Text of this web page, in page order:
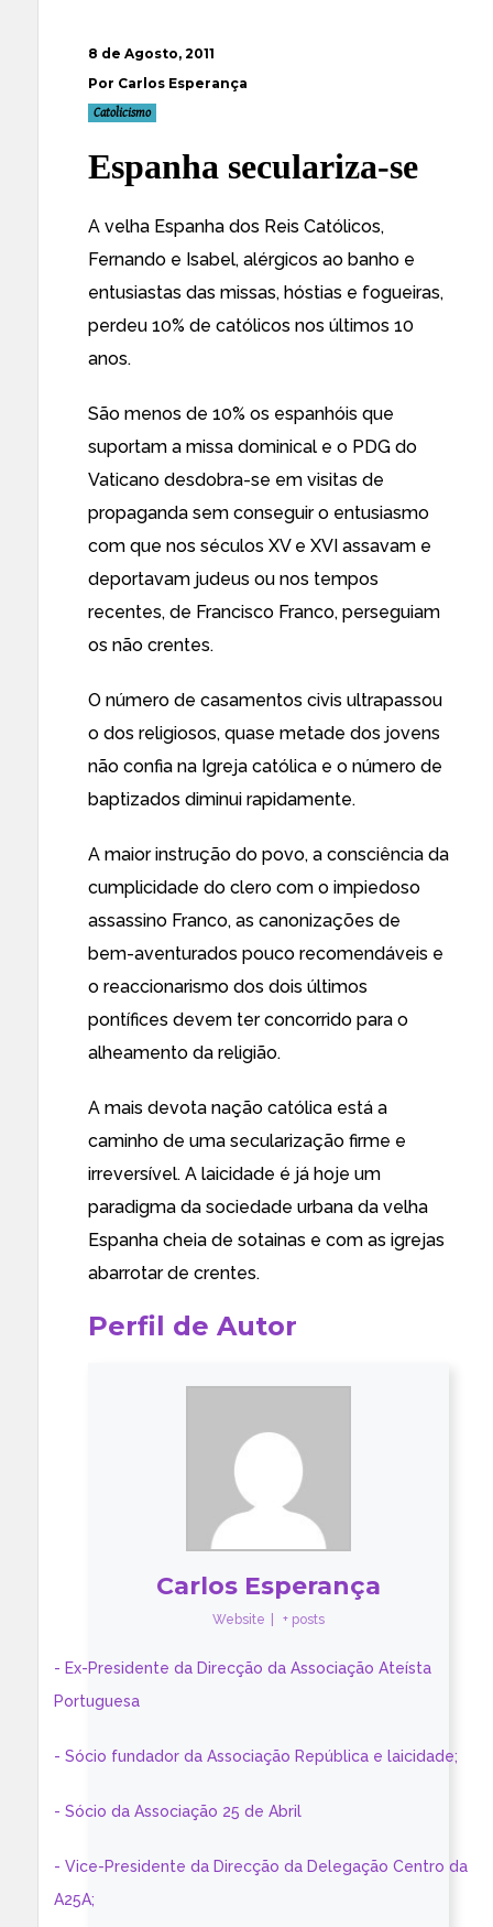
8 de Agosto, 2011
Por Carlos Esperança
Catolicismo
Espanha seculariza-se
A velha Espanha dos Reis Católicos,
Fernando e Isabel, alérgicos ao banho e
entusiastas das missas, hóstias e fogueiras,
perdeu 10% de católicos nos últimos 10
anos.
São menos de 10% os espanhóis que
suportam a missa dominical e o PDG do
Vaticano desdobra-se em visitas de
propaganda sem conseguir o entusiasmo
com que nos séculos XV e XVI assavam e
deportavam judeus ou nos tempos
recentes, de Francisco Franco, perseguiam
os não crentes.
O número de casamentos civis ultrapassou
o dos religiosos, quase metade dos jovens
não confia na Igreja católica e o número de
baptizados diminui rapidamente.
A maior instrução do povo, a consciência da
cumplicidade do clero com o impiedoso
assassino Franco, as canonizações de
bem-aventurados pouco recomendáveis e
o reaccionarismo dos dois últimos
pontífices devem ter concorrido para o
alheamento da religião.
A mais devota nação católica está a
caminho de uma secularização firme e
irreversível. A laicidade é já hoje um
paradigma da sociedade urbana da velha
Espanha cheia de sotainas e com as igrejas
abarrotar de crentes.
Perfil de Autor
Carlos Esperança
Website + posts
- Ex-Presidente da Direcção da Associação Ateísta
Portuguesa
- Sócio fundador da Associação República e laicidade;
- Sócio da Associação 25 de Abril
- Vice-Presidente da Direcção da Delegação Centro da
A25A;